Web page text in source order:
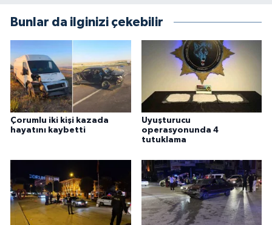
Bunlar da ilginizi çekebilir
Çorumlu iki kişi kazada
hayatını kaybetti
Uyuşturucu
operasyonunda 4
tutuklama